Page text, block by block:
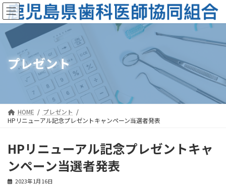
コ
テ
ン
ナ
ゲ
ー
プレゼント
HOME
プレゼント
HPリニューアル記念プレゼントキャンペーン当選者発表
HPリニューアル記念プレゼントキャ
ンペーン当選者発表
2023年1月16日